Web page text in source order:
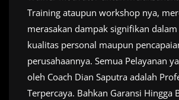
Training ataupun workshop nya,
merasakan dampak signifikan
kualitas personal maupun
perusahaannya. Semua Pelayanan
oleh Coach Dian Saputra adalah
Terpercaya. Bahkan Garansi Hingga